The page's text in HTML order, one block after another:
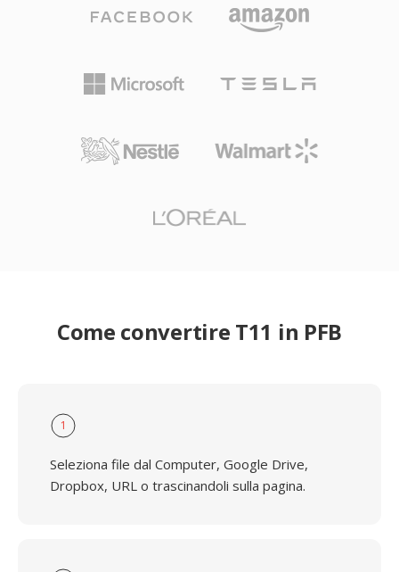
Come convertire T11 in PFB
1
Seleziona file dal Computer, Google Drive,
Dropbox, URL o trascinandoli sulla pagina.